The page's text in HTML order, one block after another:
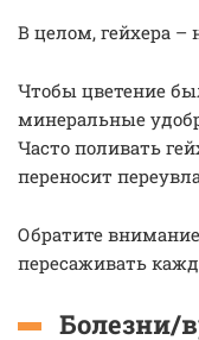
В целом, гейхера –
Чтобы цветение
минеральные
Часто поливать
переносит
Обратите
пересаживать
Болезни/